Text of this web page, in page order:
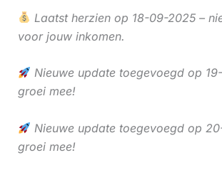
Laatst herzien op 18-09-2025 –
voor jouw inkomen.
Nieuwe update toegevoegd op
groei mee!
Nieuwe update toegevoegd op
groei mee!